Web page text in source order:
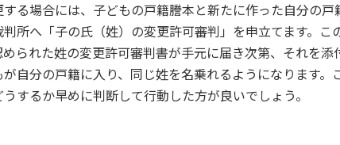
る場合には、子どもの戸籍謄本と新たに作った自分の
所へ「子の氏（姓）の変更許可審判」を申立てます。
られた姓の変更許可審判書が手元に届き次第、それを
自分の戸籍に入り、同じ姓を名乗れるようになります。
するか早めに判断して行動した方が良いでしょう。